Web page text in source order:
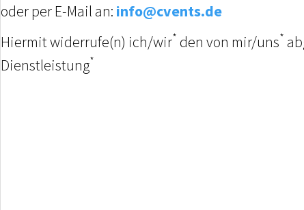
oder per E-Mail an: info@cvents.de
Hiermit widerrufe(n) ich/wir* den von mir/uns*
Dienstleistung*